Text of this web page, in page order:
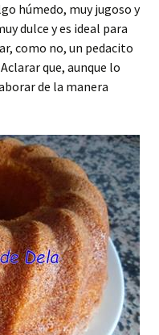
húmedo, muy jugoso y
dulce y es ideal para
como no, un pedacito
que, aunque lo
de la manera